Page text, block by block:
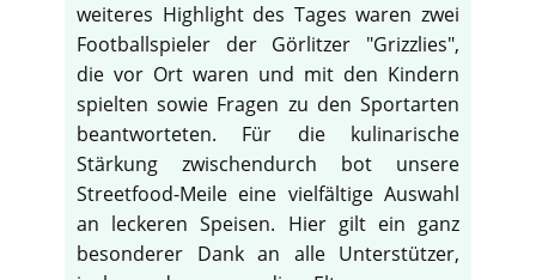
weiteres Highlight des Tages waren zwei
Footballspieler der Görlitzer "Grizzlies",
die vor Ort waren und mit den Kindern
spielten sowie Fragen zu den Sportarten
beantworteten. Für die kulinarische
Stärkung zwischendurch bot unsere
Streetfood-Meile eine vielfältige Auswahl
an leckeren Speisen. Hier gilt ein ganz
besonderer Dank an alle Unterstützer,